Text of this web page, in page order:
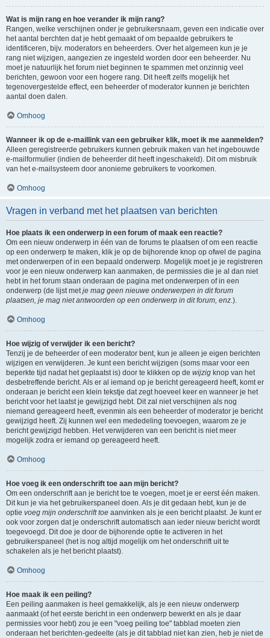
Wat is mijn rang en hoe verander ik mijn rang?
Rangen, welke verschijnen onder je gebruikersnaam, geven een indicatie over
het aantal berchten dat je hebt gemaakt of om bepaalde gebruikers te
identificeren, bijv. moderators en beheerders. Over het algemeen kun je je
rang niet wijzigen, aangezien ze ingesteld worden door een beheerder. Nu
moet je natuurlijk het forum niet beginnen te spammen met onzinnig veel
berichten, gewoon voor een hogere rang. Dit heeft zelfs mogelijk het
tegenovergestelde effect, een beheerder of moderator kunnen je berichten
aantal doen dalen.
Omhoog
Wanneer ik op de e-maillink van een gebruiker klik, moet ik me aanmelden?
Alleen geregistreerde gebruikers kunnen gebruik maken van het ingebouwde
e-mailformulier (indien de beheerder dit heeft ingeschakeld). Dit om misbruik
van het e-mailsysteem door anonieme gebruikers te voorkomen.
Omhoog
Vragen in verband met het plaatsen van berichten
Hoe plaats ik een onderwerp in een forum of maak een reactie?
Om een nieuw onderwerp in één van de forums te plaatsen of om een reactie
op een onderwerp te maken, klik je op de bijhorende knop op ofwel de pagina
met onderwerpen of in een bepaald onderwerp. Mogelijk moet je je registreren
voor je een nieuw onderwerp kan aanmaken, de permissies die je al dan niet
hebt in het forum staan onderaan de pagina met onderwerpen of in een
onderwerp (de lijst metje mag geen nieuwe onderwerpen in dit forum
plaatsen, je mag niet antwoorden op een onderwerp in dit forum, enz.).
Omhoog
Hoe wijzig of verwijder ik een bericht?
Tenzij je de beheerder of een moderator bent, kun je alleen je eigen berichten
wijzigen en verwijderen. Je kunt een bericht wijzigen (soms maar voor een
beperkte tijd nadat het geplaatst is) door te klikken op de wijzig knop van het
desbetreffende bericht. Als er al iemand op je bericht gereageerd heeft, komt er
onderaan je bericht een klein tekstje dat zegt hoeveel keer en wanneer je het
bericht voor het laatst je gewijzigd hebt. Dit zal niet verschijnen als nog
niemand gereageerd heeft, evenmin als een beheerder of moderator je bericht
gewijzigd heeft. Zij kunnen wel een mededeling toevoegen, waarom ze je
bericht gewijzigd hebben. Het verwijderen van een bericht is niet meer
mogelijk zodra er iemand op gereageerd heeft.
Omhoog
Hoe voeg ik een onderschrift toe aan mijn bericht?
Om een onderschrift aan je bericht toe te voegen, moet je er eerst één maken.
Dit kun je via het gebruikerspaneel doen. Als je dit gedaan hebt, kun je de
optie voeg mijn onderschrift toe aanvinken als je een bericht plaatst. Je kunt er
ook voor zorgen dat je onderschrift automatisch aan ieder nieuw bericht wordt
toegevoegd. Dit doe je door de bijhorende optie te activeren in het
gebruikerspaneel (het is nog altijd mogelijk om het onderschrift uit te
schakelen als je het bericht plaatst).
Omhoog
Hoe maak ik een peiling?
Een peiling aanmaken is heel gemakkelijk, als je een nieuw onderwerp
aanmaakt (of het eerste bericht in een onderwerp bewerkt en als je daar
permissies voor hebt) zou je een "voeg peiling toe" tabblad moeten zien
onderaan het berichten-gedeelte (als je dit tabblad niet kan zien, heb je niet de